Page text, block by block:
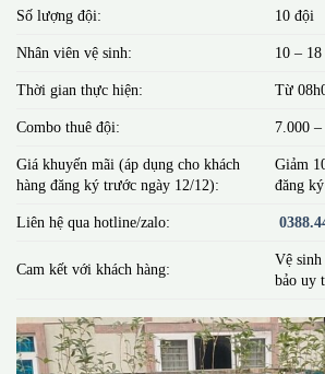
Số lượng đội: 10 đội
Nhân viên vệ sinh: 10 –
Thời gian thực hiện: Từ
Combo thuê đội: 7.000
Giá khuyến mãi (áp dụng cho khách
hàng đăng ký trước ngày 12/12):
Giảm
đăng
Liên hệ qua hotline/zalo:
Cam kết với khách hàng:
Vệ sinh
bảo uy